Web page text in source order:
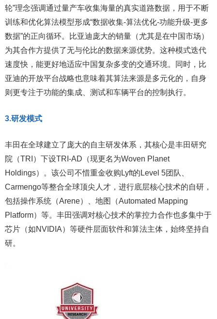
轮”理念强调通过量产车收集海量的真实道路数据，用于不断
训练和优化算法模型形成“数据收集-算法优化-功能升级-更多
数据”的正向循环。比亚迪庞大的销量（尤其是在中国市场）
为其合作方提供了无与伦比的数据来源优势。这种模式迭代
速度快，能更好地适应中国复杂多变的交通环境。同时，比
亚迪的开放平台战略也意味着其算法来源是多元化的，自身
则更专注于功能的集成、测试和车辆平台的控制执行。
3.研发模式
丰田在全球建立了庞大的自主研发体系，其核心是丰田研究
院（TRI）下设TRI-AD（现更名为Woven Planet
Holdings）。该公司不惜重金收购Lyft的Level 5团队、
Carmengo等整合全球顶尖人才，进行底层核心技术的自研，
包括操作系统（Arene）、地图（Automated Mapping
Platform）等。丰田强调对核心技术的掌控力合作也多集中于
芯片（如NVIDIA）等硬件层面软件和算法主体，始终坚持自
研。